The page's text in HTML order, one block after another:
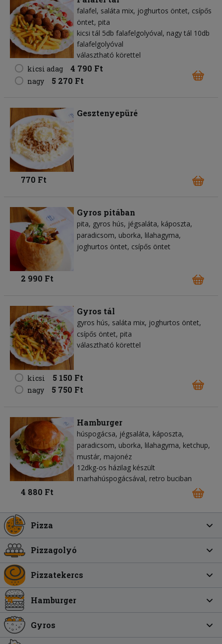
falafel saláta mix joghurtos öntet csípős
öntet pita
kicsi tál 5db falafelgolyóval, nagy tál 10db
falafelgolyóval
választható körettel
kicsi adag
4 790 Ft
nagy 5 270 Ft
Gesztenyepüré
770 Ft
Gyros pitában
pita gyros hús jégsaláta káposzta
paradicsom uborka lilahagyma
joghurtos öntet csípős öntet
2 990 Ft
Gyros tál
gyros hús saláta mix joghurtos öntet
csípős öntet pita
választható körettel
kicsi 5 150 Ft
nagy 5 750 Ft
Hamburger
húspogácsa jégsaláta káposzta
paradicsom uborka lilahagyma ketchup
mustár majonéz
12dkg-os házilag készült
marhahúspogácsával, retro buciban
4 880 Ft
Pizza
Pizzagolyó
Pizzatekercs
Hamburger
Gyros